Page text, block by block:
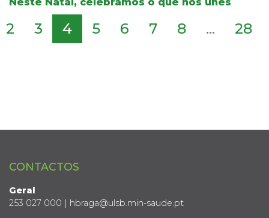
2 3 4 5 6 7 8 ... 28
CONTACTOS
Geral
253 027 000 | hbraga@ulsb.min-saude.pt